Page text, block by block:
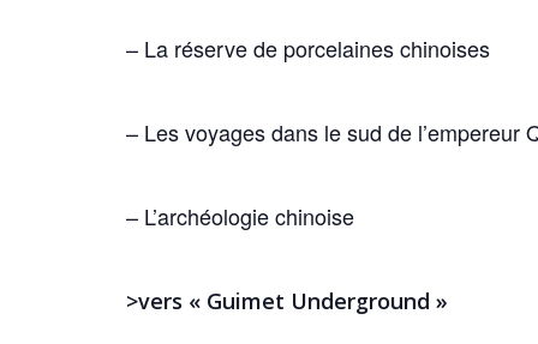
– La réserve de porcelaines chinoises
– Les voyages dans le sud de l’empereur
– L’archéologie chinoise
>vers « Guimet Underground »